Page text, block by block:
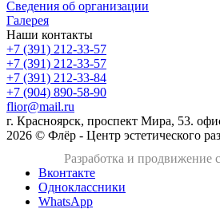
Сведения об организации
Галерея
Наши контакты
+7 (391) 212-33-57
+7 (391) 212-33-57
+7 (391) 212-33-84
+7 (904) 890-58-90
flior@mail.ru
г. Красноярск, проспект Мира, 53.
2026 © Флёр - Центр эстетического
Разработка и продвижение
Вконтакте
Одноклассники
WhatsApp